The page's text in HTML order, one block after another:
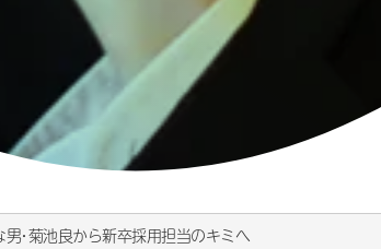
・菊池良から新卒採用担当のキミへ